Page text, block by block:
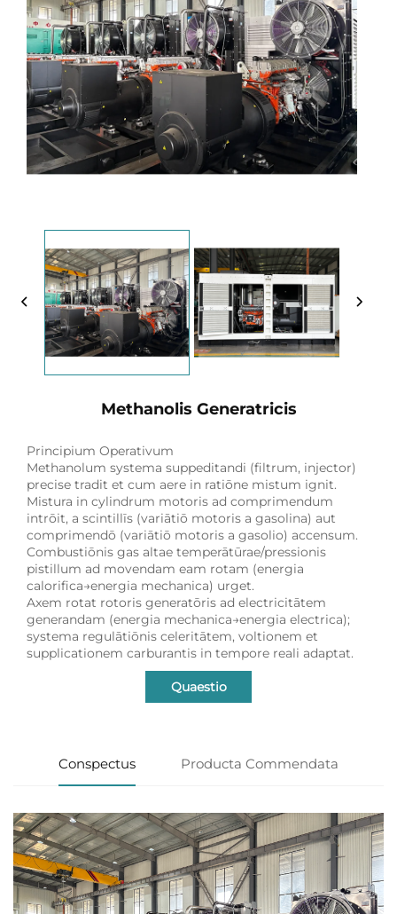
Methanolis Generatricis
Principium Operativum
Methanolum systema suppeditandi (filtrum, injector)
precise tradit et cum aere in ratiōne mistum ignit.
Mistura in cylindrum motoris ad comprimendum
intrōit, a scintillīs (variātiō motoris a gasolina) aut
comprimendō (variātiō motoris a gasolio) accensum.
Combustiōnis gas altae temperātūrae/pressionis
pistillum ad movendam eam rotam (energia
calorifica→energia mechanica) urget.
Axem rotat rotoris generatōris ad electricitātem
generandam (energia mechanica→energia electrica);
systema regulātiōnis celeritātem, voltionem et
supplicationem carburantis in tempore reali adaptat.
Quaestio
Conspectus Producta Commendata